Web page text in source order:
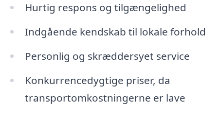
Hurtig respons og tilgængelighed
Indgående kendskab til lokale forhold
Personlig og skræddersyet service
Konkurrencedygtige priser, da
transportomkostningerne er lave